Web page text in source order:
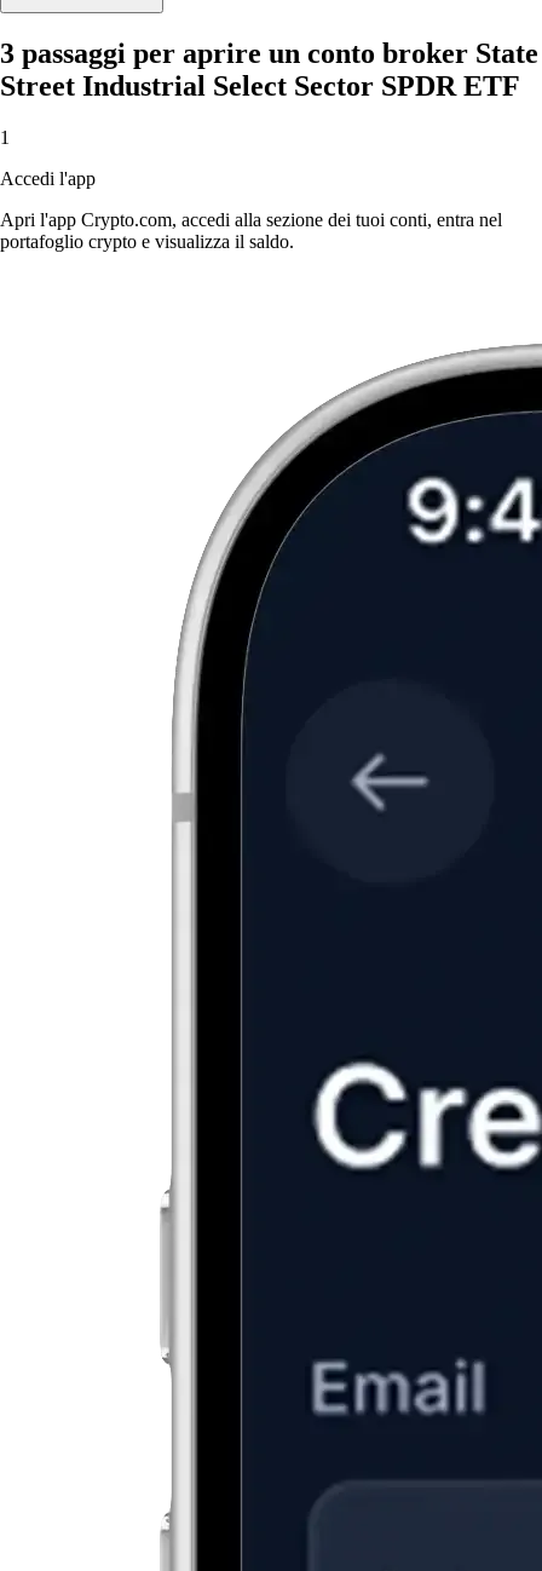
3 passaggi per aprire un conto broker State
Street Industrial Select Sector SPDR ETF
1
Accedi l'app
Apri l'app Crypto.com, accedi alla sezione dei tuoi conti, entra nel
portafoglio crypto e visualizza il saldo.